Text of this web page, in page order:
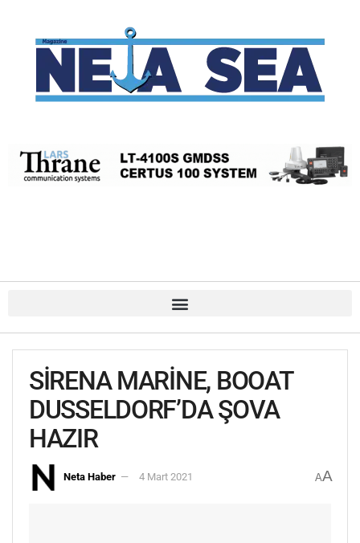
SİRENA MARİNE, BOOAT
DUSSELDORF’DA ŞOVA
HAZIR
Neta Haber 4 Mart 2021 AA